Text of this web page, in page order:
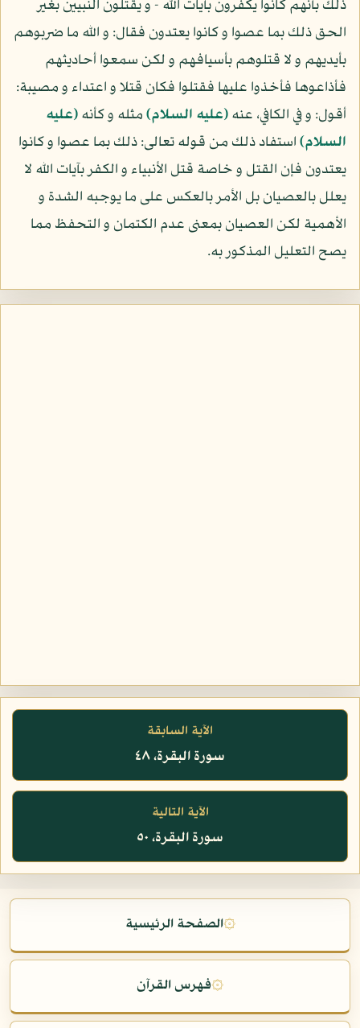
ذلك بأنهم كانوا يكفرون بآيات الله - و يقتلون النبيين بغير
الحق ذلك بما عصوا و كانوا يعتدون فقال: و الله ما ضربوهم
بأيديهم و لا قتلوهم بأسيافهم و لكن سمعوا أحاديثهم
فأذاعوها فأخذوا عليها فقتلوا فكان قتلا و اعتداء و مصيبة:
أقول: و في الكافي، عنه(عليه السلام)مثله و كأنه(عليه
السلام)استفاد ذلك من قوله تعالى: ذلك بما عصوا و كانوا
يعتدون فإن القتل و خاصة قتل الأنبياء و الكفر بآيات الله لا
يعلل بالعصيان بل الأمر بالعكس على ما يوجبه الشدة و
الأهمية لكن العصيان بمعنى عدم الكتمان و التحفظ مما
يصح التعليل المذكور به.
الآية السابقة
سورة البقرة، ٤٨
الآية التالية
سورة البقرة، ٥٠
۞الصفحة الرئيسية
۞فهرس القرآن